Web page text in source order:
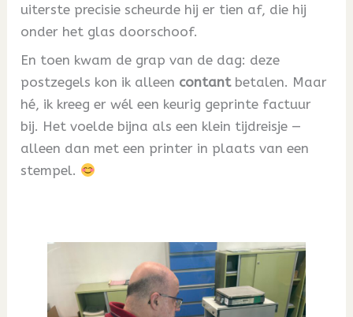
uiterste precisie scheurde hij er tien af, die hij
onder het glas doorschoof.
En toen kwam de grap van de dag: deze
postzegels kon ik alleen contantbetalen. Maar
hé, ik kreeg er wél een keurig geprinte factuur
bij. Het voelde bijna als een klein tijdreisje —
alleen dan met een printer in plaats van een
stempel.